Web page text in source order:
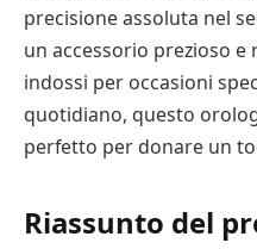
precisione assoluta nel
un accessorio prezioso e
indossi per occasioni
quotidiano, questo
perfetto per donare un
Riassunto del